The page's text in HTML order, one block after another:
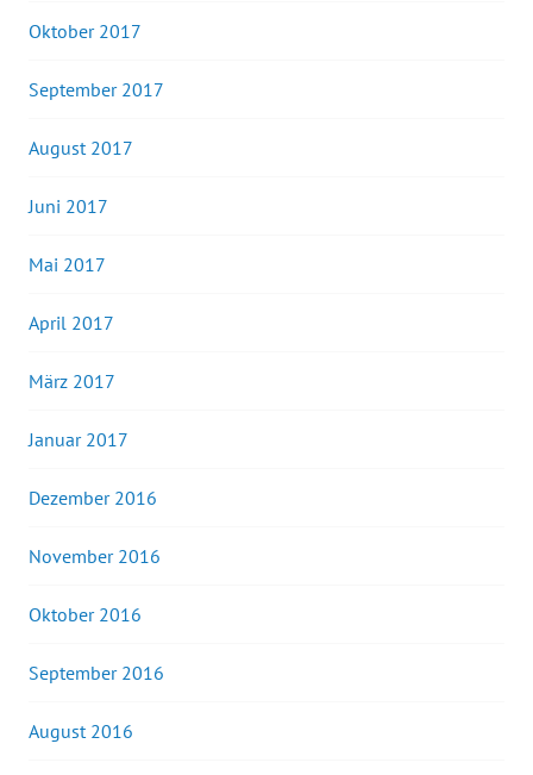
Oktober 2017
September 2017
August 2017
Juni 2017
Mai 2017
April 2017
März 2017
Januar 2017
Dezember 2016
November 2016
Oktober 2016
September 2016
August 2016